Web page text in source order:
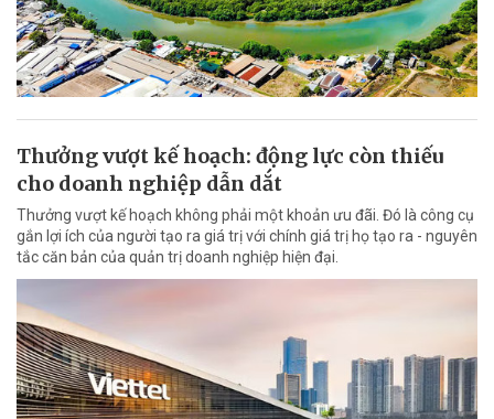
Thưởng vượt kế hoạch: động lực còn thiếu
cho doanh nghiệp dẫn dắt
Thưởng vượt kế hoạch không phải một khoản ưu đãi. Đó là công cụ
gắn lợi ích của người tạo ra giá trị với chính giá trị họ tạo ra - nguyên
tắc căn bản của quản trị doanh nghiệp hiện đại.